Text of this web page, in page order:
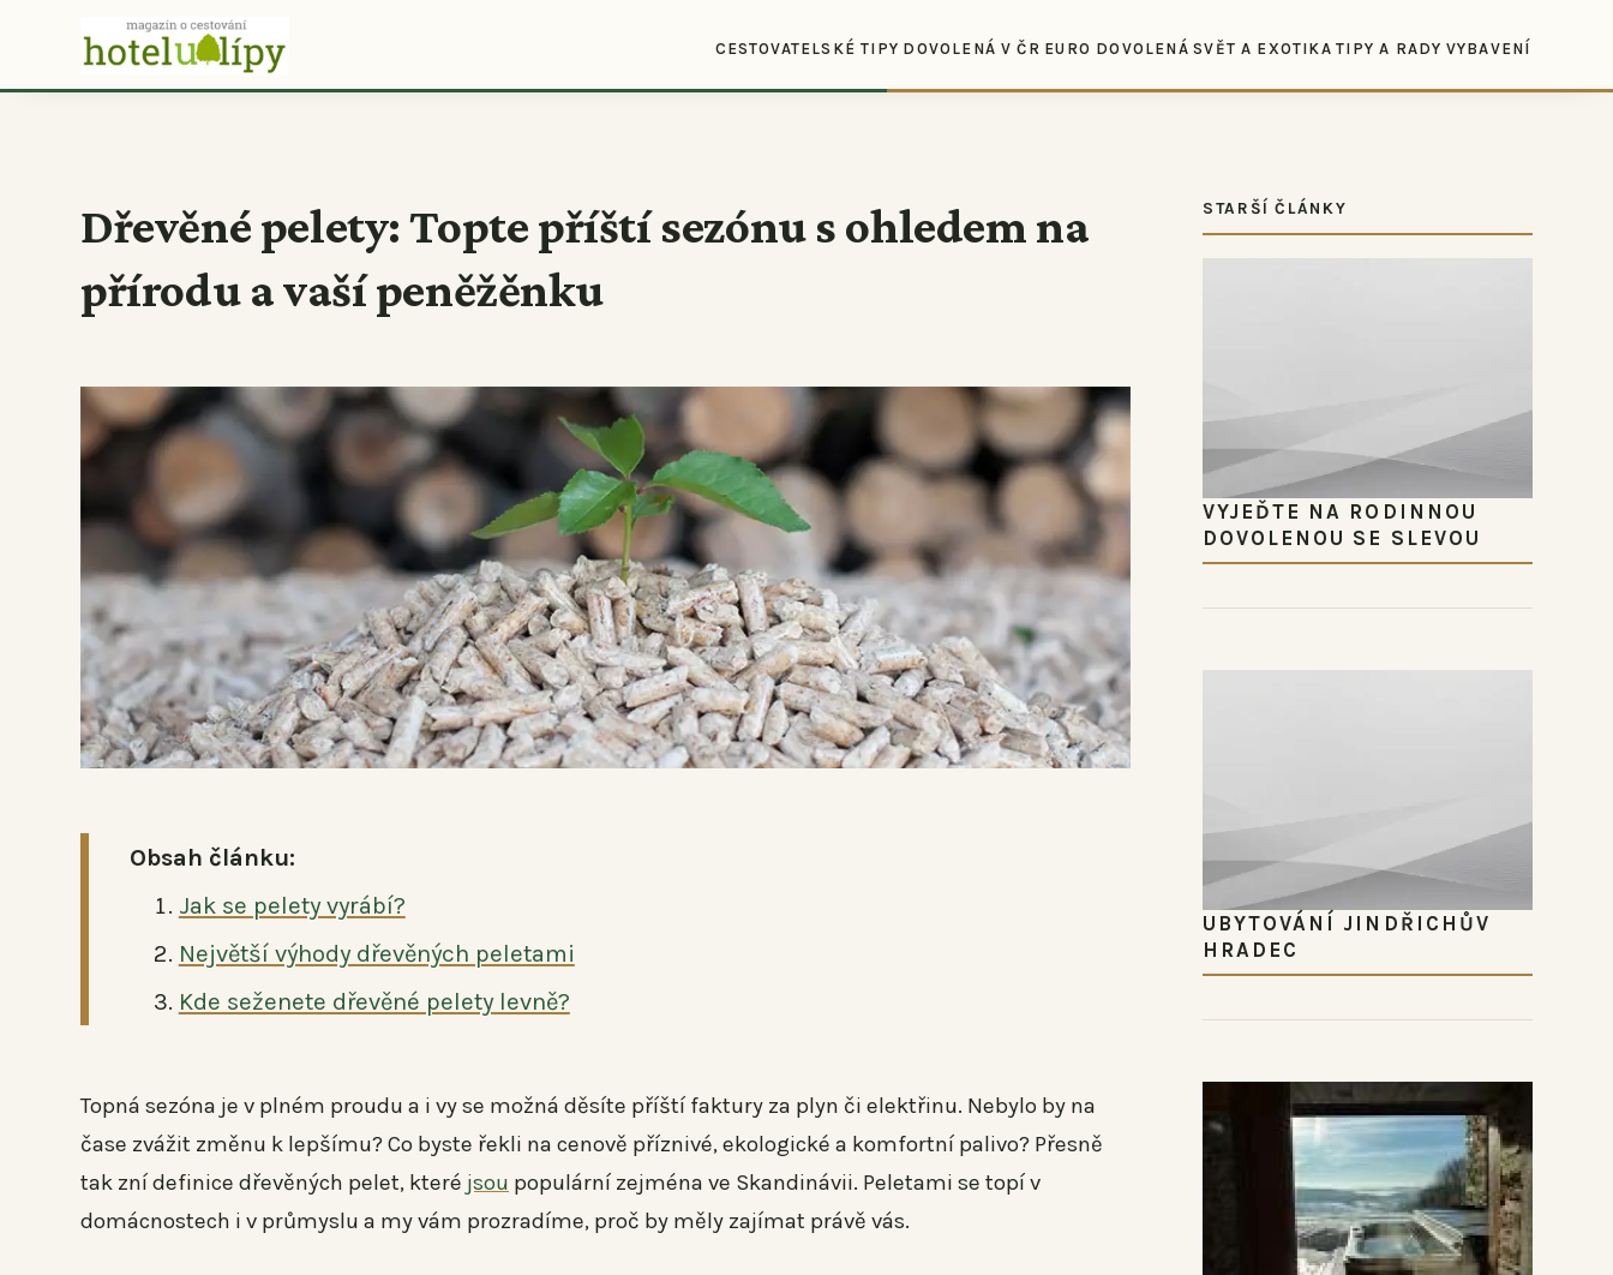
CESTOVATELSKÉ TIPY DOVOLENÁ V ČR EURO DOVOLENÁ SVĚT A EXOTIKA TIPY A RADY VYBAVENÍ
Dřevěné pelety: Topte příští sezónu s ohledem na
přírodu a vaší peněžěnku
Obsah článku:
Jak se pelety vyrábí?
Největší výhody dřevěných peletami
Kde seženete dřevěné pelety levně?
Topná sezóna je v plném proudu a i vy se možná děsíte příští faktury za plyn či elektřinu. Nebylo by na
čase zvážit změnu k lepšímu? Co byste řekli na cenově příznivé, ekologické a komfortní palivo? Přesně
tak zní definice dřevěných pelet, které jsou populární zejména ve Skandinávii. Peletami se topí v
domácnostech i v průmyslu a my vám prozradíme, proč by měly zajímat právě vás.
STARŠÍ ČLÁNKY
VYJEĎTE NA RODINNOU
DOVOLENOU SE SLEVOU
UBYTOVÁNÍ JINDŘICHŮV
HRADEC